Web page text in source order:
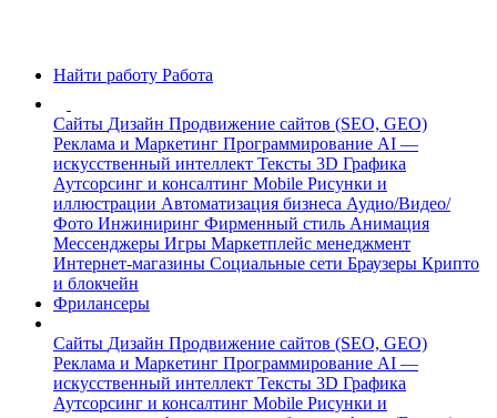
Найти работу Работа
Сайты Дизайн Продвижение сайтов (SEO, GEO)
Реклама и Маркетинг Программирование AI —
искусственный интеллект Тексты 3D Графика
Аутсорсинг и консалтинг Mobile Рисунки и
иллюстрации Автоматизация бизнеса Аудио/Видео/
Фото Инжиниринг Фирменный стиль Анимация
Мессенджеры Игры Маркетплейс менеджмент
Интернет-магазины Социальные сети Браузеры Крипто
и блокчейн
Фрилансеры
Сайты Дизайн Продвижение сайтов (SEO, GEO)
Реклама и Маркетинг Программирование AI —
искусственный интеллект Тексты 3D Графика
Аутсорсинг и консалтинг Mobile Рисунки и